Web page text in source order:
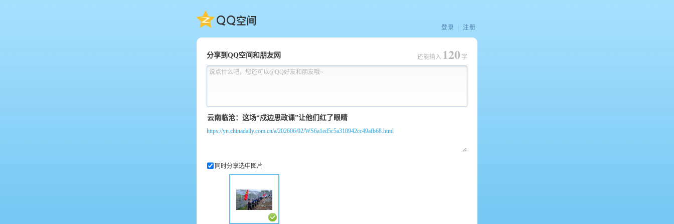
QQ空间
登录 注册
分享到QQ空间和朋友网
说点什么吧，您还可以@QQ好友和朋友哦~
还能输入 120 字
https://yn.chinadaily.com.cn/a/202606/02/WS6a1ed5c5a310942cc49afb68.html
同时分享选中图片